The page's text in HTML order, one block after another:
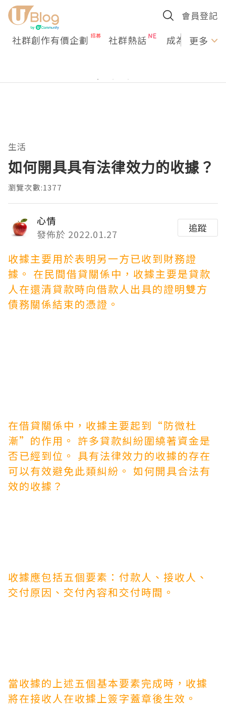
會員登記
社群創作有價企劃 社群熱話 成為U更多
生活
如何開具具有法律效力的收據？
瀏覽次數:1377
心情
發佈於 2022.01.27
追蹤
收據主要用於表明另一方已收到財務證
據。 在民間借貸關係中，收據主要是貸款
人在還清貸款時向借款人出具的證明雙方
債務關係結束的憑證。
在借貸關係中，收據主要起到“防微杜
漸”的作用。 許多貸款糾紛圍繞著資金是
否已經到位。 具有法律效力的收據的存在
可以有效避免此類糾紛。 如何開具合法有
效的收據？
收據應包括五個要素：付款人、接收人、
交付原因、交付內容和交付時間。
當收據的上述五個基本要素完成時，收據
將在接收人在收據上簽字蓋章後生效。